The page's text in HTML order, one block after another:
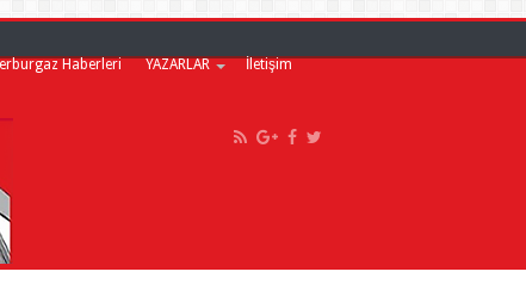
Haberleri YAZARLAR İletişim